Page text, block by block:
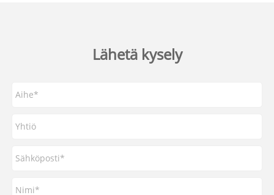
Lähetä kysely